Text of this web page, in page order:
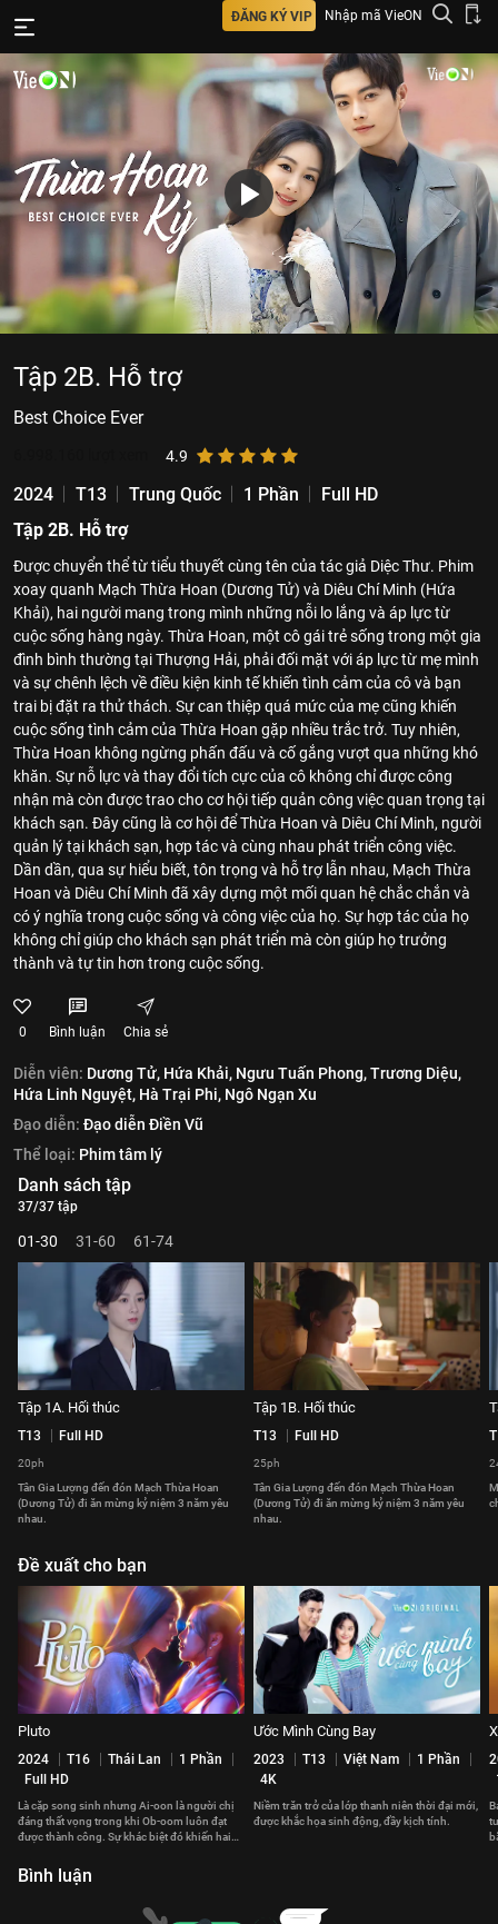
ĐĂNG KÝ VIP Nhập mã VieON
Tập 2B. Hỗ trợ
Best Choice Ever
4.9
2024 T13 Trung Quốc 1 Phần
Full HD
Tập 2B. Hỗ trợ
Được chuyển thể từ tiểu thuyết cùng tên của tác giả Diệc Thư. Phim
xoay quanh Mạch Thừa Hoan (Dương Tử) và Diêu Chí Minh (Hứa
Khải), hai người mang trong mình những nỗi lo lắng và áp lực từ
cuộc sống hàng ngày. Thừa Hoan, một cô gái trẻ sống trong một gia
đình bình thường tại Thượng Hải, phải đối mặt với áp lực từ mẹ mình
và sự chênh lệch về điều kiện kinh tế khiến tình cảm của cô và bạn
trai bị đặt ra thử thách. Sự can thiệp quá mức của mẹ cũng khiến
cuộc sống tình cảm của Thừa Hoan gặp nhiều trắc trở. Tuy nhiên,
Thừa Hoan không ngừng phấn đấu và cố gắng vượt qua những khó
khăn. Sự nỗ lực và thay đổi tích cực của cô không chỉ được công
nhận mà còn được trao cho cơ hội tiếp quản công việc quan trọng tại
khách sạn. Đây cũng là cơ hội để Thừa Hoan và Diêu Chí Minh, người
quản lý tại khách sạn, hợp tác và cùng nhau phát triển công việc.
Dần dần, qua sự hiểu biết, tôn trọng và hỗ trợ lẫn nhau, Mạch Thừa
Hoan và Diêu Chí Minh đã xây dựng một mối quan hệ chắc chắn và
có ý nghĩa trong cuộc sống và công việc của họ. Sự hợp tác của họ
không chỉ giúp cho khách sạn phát triển mà còn giúp họ trưởng
thành và tự tin hơn trong cuộc sống.
0 Bình luận Chia sẻ
Diễn viên: Dương Tử, Hứa Khải, Ngưu Tuấn Phong,Trương Diệu,
Hứa Linh Nguyệt, Hà Trại Phi, Ngô Ngạn Xu
Đạo diễn: Đạo diễn Điền Vũ
Thể loại: Phim tâm lý
Danh sách tập
37/37 tập
01-30 31-60 61-74
Tập 1A. Hối thúc
T13 Full HD
20ph
Tân Gia Lượng đến đón Mạch Thừa Hoan
(Dương Tử) đi ăn mừng kỷ niệm 3 năm yêu
nhau.
Tập 1B. Hối thúc
T13 Full HD
25ph
Tân Gia Lượng đến đón Mạch Thừa Hoan
(Dương Tử) đi ăn mừng kỷ niệm 3 năm yêu
nhau.
Đề xuất cho bạn
Pluto
2024 T16 Thái Lan
1 Phần
Full HD
Là cặp song sinh nhưng Ai-oon là người chị
đáng thất vọng trong khi Ob-oom luôn đạt
được thành công. Sự khác biệt đó khiến hai
Ước Mình Cùng Bay
2023 T13 Việt Nam
1 Phần
4K
Niềm trăn trở của lớp thanh niên thời đại mới,
được khắc họa sinh động, đầy kịch tính.
Bình luận